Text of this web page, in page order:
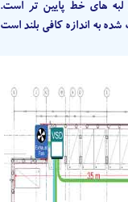
لبه های خط پایین تر است.
به اندازه کافی بلند است